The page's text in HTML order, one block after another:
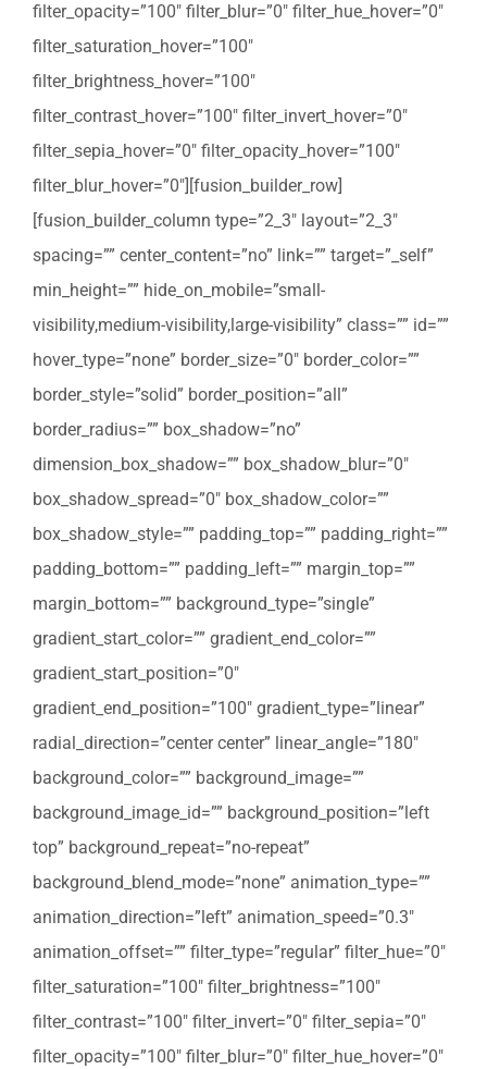
filter_opacity=”100″ filter_blur=”0″ filter_hue_hover=”0″
filter_saturation_hover=”100″
filter_brightness_hover=”100″
filter_contrast_hover=”100″ filter_invert_hover=”0″
filter_sepia_hover=”0″ filter_opacity_hover=”100″
filter_blur_hover=”0″][fusion_builder_row]
[fusion_builder_column type=”2_3″ layout=”2_3″
spacing=”” center_content=”no” link=”” target=”_self”
min_height=”” hide_on_mobile=”small-
visibility,medium-visibility,large-visibility” class=”” id=””
hover_type=”none” border_size=”0″ border_color=””
border_style=”solid” border_position=”all”
border_radius=”” box_shadow=”no”
dimension_box_shadow=”” box_shadow_blur=”0″
box_shadow_spread=”0″ box_shadow_color=””
box_shadow_style=”” padding_top=”” padding_right=””
padding_bottom=”” padding_left=”” margin_top=””
margin_bottom=”” background_type=”single”
gradient_start_color=”” gradient_end_color=””
gradient_start_position=”0″
gradient_end_position=”100″ gradient_type=”linear”
radial_direction=”center center” linear_angle=”180″
background_color=”” background_image=””
background_image_id=”” background_position=”left
top” background_repeat=”no-repeat”
background_blend_mode=”none” animation_type=””
animation_direction=”left” animation_speed=”0.3″
animation_offset=”” filter_type=”regular” filter_hue=”0″
filter_saturation=”100″ filter_brightness=”100″
filter_contrast=”100″ filter_invert=”0″ filter_sepia=”0″
filter_opacity=”100″ filter_blur=”0″ filter_hue_hover=”0″